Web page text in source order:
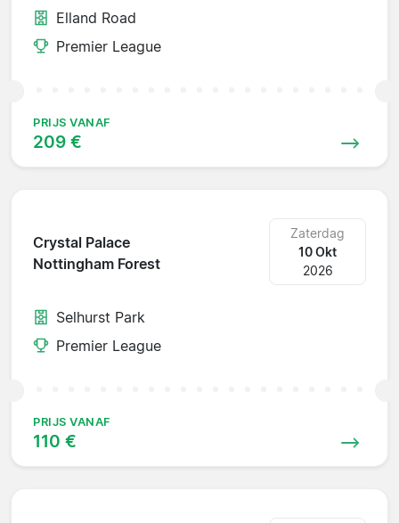
Elland Road
Premier League
PRIJS VANAF
209 €
Crystal Palace
Nottingham Forest
Zaterdag
10 Okt
2026
Selhurst Park
Premier League
PRIJS VANAF
110 €